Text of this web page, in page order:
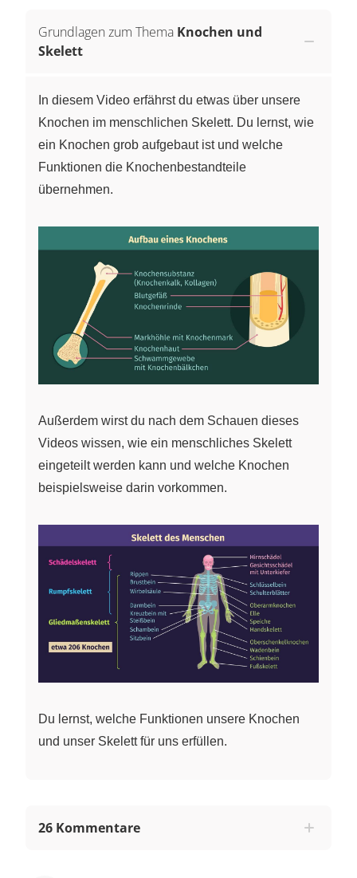
Grundlagen zum Thema Knochen und
Skelett
In diesem Video erfährst du etwas über unsere
Knochen im menschlichen Skelett. Du lernst, wie
ein Knochen grob aufgebaut ist und welche
Funktionen die Knochenbestandteile
übernehmen.
Außerdem wirst du nach dem Schauen dieses
Videos wissen, wie ein menschliches Skelett
eingeteilt werden kann und welche Knochen
beispielsweise darin vorkommen.
Du lernst, welche Funktionen unsere Knochen
und unser Skelett für uns erfüllen.
26 Kommentare